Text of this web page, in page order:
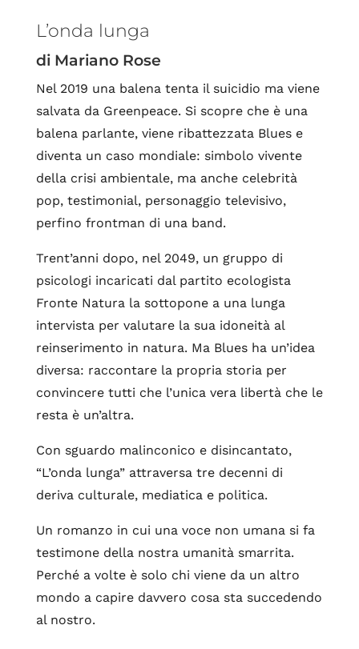
L’onda lunga
di Mariano Rose
Nel 2019 una balena tenta il suicidio ma viene
salvata da Greenpeace. Si scopre che è una
balena parlante, viene ribattezzata Blues e
diventa un caso mondiale: simbolo vivente
della crisi ambientale, ma anche celebrità
pop, testimonial, personaggio televisivo,
perfino frontman di una band.
Trent’anni dopo, nel 2049, un gruppo di
psicologi incaricati dal partito ecologista
Fronte Natura la sottopone a una lunga
intervista per valutare la sua idoneità al
reinserimento in natura. Ma Blues ha un’idea
diversa: raccontare la propria storia per
convincere tutti che l’unica vera libertà che le
resta è un’altra.
Con sguardo malinconico e disincantato,
“L’onda lunga” attraversa tre decenni di
deriva culturale, mediatica e politica.
Un romanzo in cui una voce non umana si fa
testimone della nostra umanità smarrita.
Perché a volte è solo chi viene da un altro
mondo a capire davvero cosa sta succedendo
al nostro.